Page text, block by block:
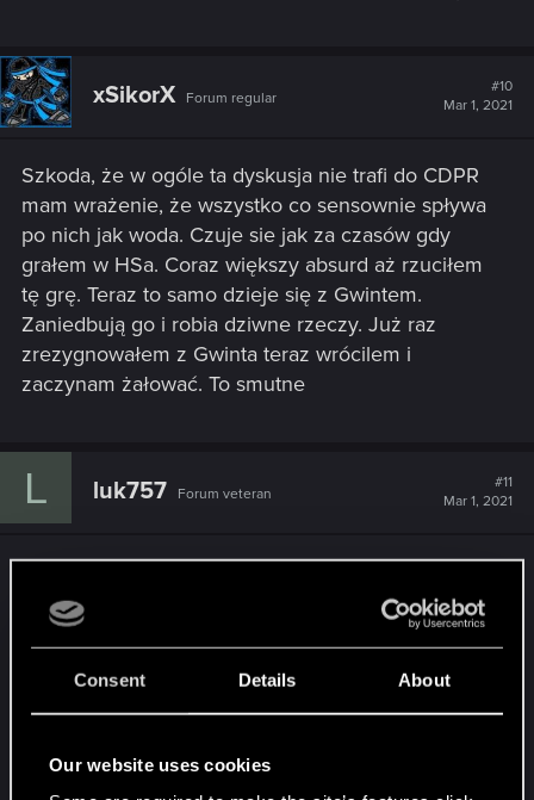
Consent Details About
Our website uses cookies
xSikorX Forum regular
#10
Mar 1, 2021
Szkoda, że w ogóle ta dyskusja nie trafi do CDPR
mam wrażenie, że wszystko co sensownie spływa
po nich jak woda. Czuje sie jak za czasów gdy
grałem w HSa. Coraz większy absurd aż rzuciłem
tę grę. Teraz to samo dzieje się z Gwintem.
Zaniedbują go i robia dziwne rzeczy. Już raz
zrezygnowałem z Gwinta teraz wrócilem i
zaczynam żałować. To smutne
L luk757 Forum veteran
#11
Mar 1, 2021
To robienie talii od nowa było jeszcze większym
problemem Areny niż Draftu wlasnie przez to ze
była ta losowość/nieprzewidywalność, którą
ogromne i moim zdaniem to był główny powód
reworku Areny. Przez to też na pewno mniej ludzi
dopóki nie wprowadza jakiegoś kagańca/limitu na